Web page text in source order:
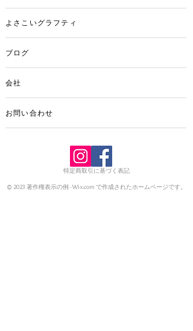
「在庫有り」と表示されていても、在庫
が無い場合が有りますので、予めご了承
よさこいグラフティ
ブログ
会社
お問い合わせ
特定商取引に基づく表記
© 2023 著作権表示の例 -Wix.com で作成されたホームページです。